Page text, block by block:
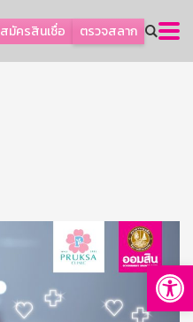
สมัครสินเชื่อ ตรวจสลาก